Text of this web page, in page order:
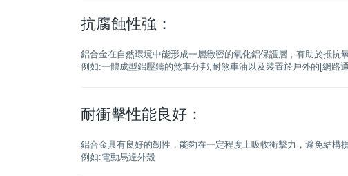
抗腐蝕性強：
鋁合金在自然環境中能形成一層緻密的氧化鋁保護層，有助於抵抗
例如:一體成型鋁壓鑄的煞車分邦,耐煞車油以及裝置於戶外的[網路
耐衝擊性能良好：
鋁合金具有良好的韌性，能夠在一定程度上吸收衝擊力，避免結構損
例如:電動馬達外殼